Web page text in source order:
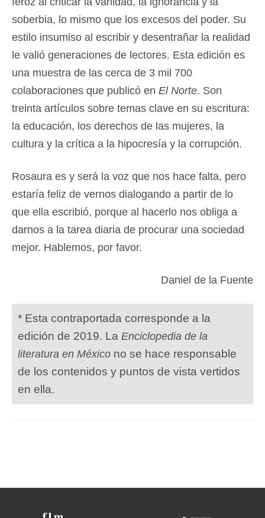
soberbia, lo mismo que los excesos del poder. Su
estilo insumiso al escribir y desentrañar la realidad
le valió generaciones de lectores. Esta edición es
una muestra de las cerca de 3 mil 700
colaboraciones que publicó en El Norte. Son
treinta artículos sobre temas clave en su escritura:
la educación, los derechos de las mujeres, la
cultura y la crítica a la hipocresía y la corrupción.
Rosaura es y será la voz que nos hace falta, pero
estaría feliz de vernos dialogando a partir de lo
que ella escribió, porque al hacerlo nos obliga a
darnos a la tarea diaria de procurar una sociedad
mejor. Hablemos, por favor.
Daniel de la Fuente
* Esta contraportada corresponde a la
edición de 2019. La Enciclopedia de la
literatura en México no se hace responsable
de los contenidos y puntos de vista vertidos
en ella.